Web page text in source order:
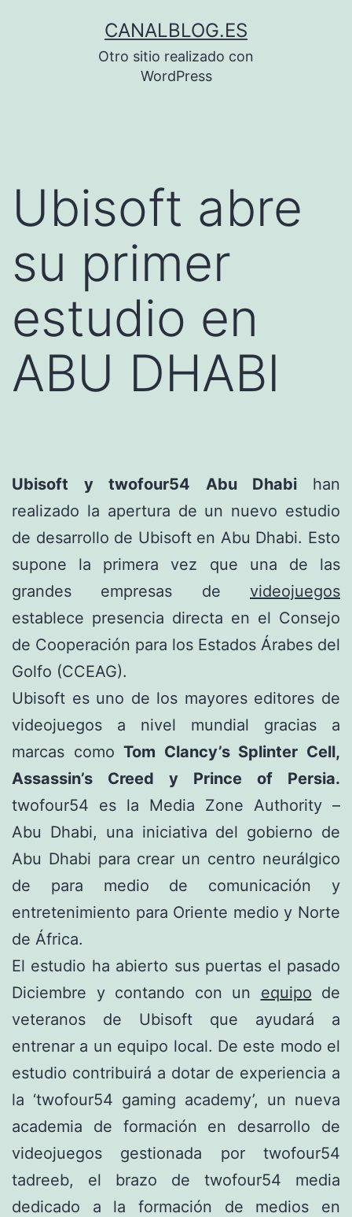
CANALBLOG.ES
Otro sitio realizado con
WordPress
Ubisoft abre
su primer
estudio en
ABU DHABI
Ubisoft y twofour54 Abu Dhabi han
realizado la apertura de un nuevo estudio
de desarrollo de Ubisoft en Abu Dhabi. Esto
supone la primera vez que una de las
grandes empresas de videojuegos
establece presencia directa en el Consejo
de Cooperación para los Estados Árabes del
Golfo (CCEAG).
Ubisoft es uno de los mayores editores de
videojuegos a nivel mundial gracias a
marcas comoTom Clancy’s Splinter Cell,
Assassin’s Creed y Prince of Persia.
twofour54 es la Media Zone Authority –
Abu Dhabi, una iniciativa del gobierno de
Abu Dhabi para crear un centro neurálgico
de para medio de comunicación y
entretenimiento para Oriente medio y Norte
de África.
El estudio ha abierto sus puertas el pasado
Diciembre y contando con un equipo de
veteranos de Ubisoft que ayudará a
entrenar a un equipo local. De este modo el
estudio contribuirá a dotar de experiencia a
la ‘twofour54 gaming academy’, un nueva
academia de formación en desarrollo de
videojuegos gestionada por twofour54
tadreeb, el brazo de twofour54 media
dedicado a la formación de medios en